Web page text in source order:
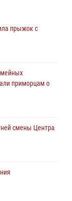
– Главном
прыжок с
приморцам о
смены Центра